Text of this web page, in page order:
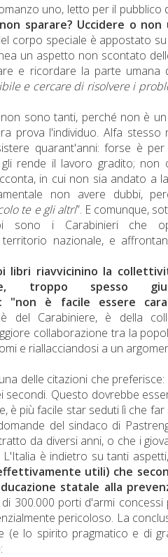
uno, letto per il
sparare? Uccidere o non
corpo speciale è appostato
un aspetto non scontato
e ricordare la parte umana
e cercare di risolvere i
sono tanti, perché non è
prova l'individuo. Alfa stesso
quarant'anni: forse è
rende il lavoro gradito; non
in cui non sia andato a
non avere dubbi,
te e gli altri”. E comunque,
sono i Carabinieri che
territorio nazionale, e
libri riavvicinino la
troppo spesso
"non è facile essere
del Carabiniere, è della
collaborazione tra la
e riallacciandosi a un
delle citazioni che preferisce:
secondi. Questo dovrebbe
è più facile star seduti lì che
del sindaco di
da diversi anni, o che i
L'Italia è indietro su tanti
utili) che
statale alla
300.000 porti d'armi
pericoloso. La
(e lo spirito pragmatico e di